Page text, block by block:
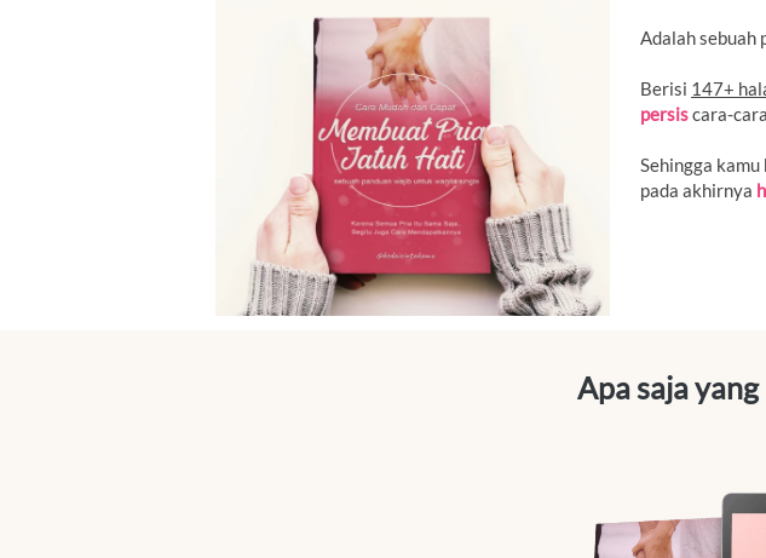
Adalah sebuah
Berisi 147+
persis cara-
Sehingga
pada akhirnya
Apa saja